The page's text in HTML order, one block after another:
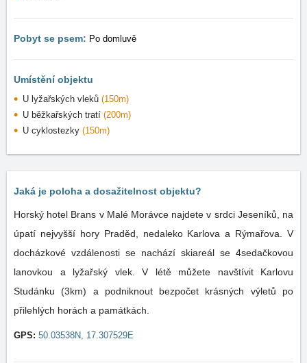
Pobyt se psem: Po domluvě
Umístění objektu
U lyžařských vleků (150m)
U běžkařských tratí (200m)
U cyklostezky (150m)
Jaká je poloha a dosažitelnost objektu?
Horský hotel Brans v Malé Morávce najdete v srdci Jeseníků, na
úpatí nejvyšší hory Praděd, nedaleko Karlova a Rýmařova. V
docházkové vzdálenosti se nachází skiareál se 4sedačkovou
lanovkou a lyžařský vlek. V létě můžete navštívit Karlovu
Studánku (3km) a podniknout bezpočet krásných výletů po
přilehlých horách a památkách.
GPS: 50.03538N, 17.307529E